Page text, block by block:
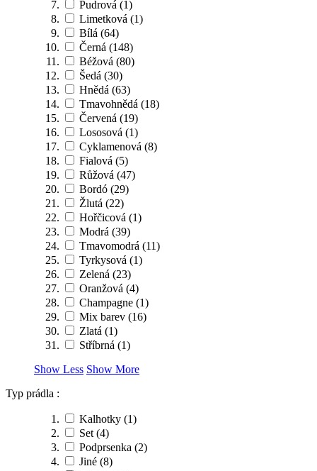
Pudrová (1)
Limetková (1)
Bílá (64)
Černá (148)
Béžová (80)
Šedá (30)
Hnědá (63)
Tmavohnědá (18)
Červená (19)
Lososová (1)
Cyklamenová (8)
Fialová (5)
Růžová (47)
Bordó (29)
Žlutá (22)
Hořčicová (1)
Modrá (39)
Tmavomodrá (11)
Tyrkysová (1)
Zelená (23)
Oranžová (4)
Champagne (1)
Mix barev (16)
Zlatá (1)
Stříbrná (1)
Show Less Show More
Typ prádla :
Kalhotky (1)
Set(4)
Podprsenka (2)
Jiné (8)